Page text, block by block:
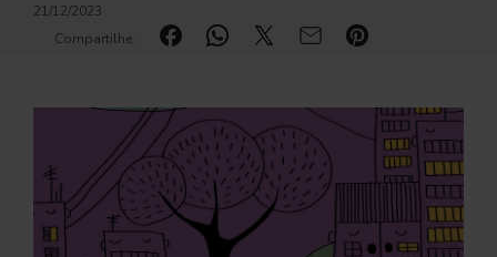
21/12/2023
Compartilhe: